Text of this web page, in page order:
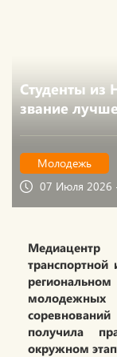
Студенты из
звание
Молодежь
07 Июля 2026
получила
окружном